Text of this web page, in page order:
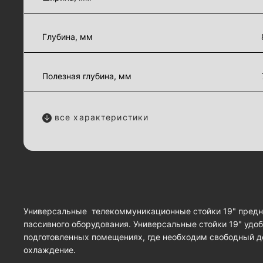
Глубина, мм
Полезная глубина, мм
все характеристики
Универсальные телекоммуникационные стойки 19"
пассивного оборудования. Универсальные стойки 19"
подготовленных помещениях, где необходим свободный
охлаждение.